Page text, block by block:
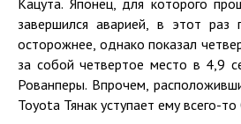
Кацута. Японец, для которого
завершился аварией, в этот
осторожнее, однако показал
за собой четвертое место в 4,9
Рованперы. Впрочем,
Toyota Тянак уступает ему всего-